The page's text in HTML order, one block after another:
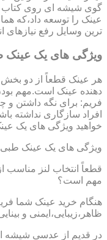
عینک را توسعه داد،که
ترین وسایل رفع نیازهای
ویژگی های یک
هر عینک قطعاً از دو
دهنده عینک است.مهم
فریم: برای نگه داشتن
افراد سازگاری نداشته
خواهید ویژگی های یک
ویژگی های یک عینک طبی
قطعاً انتخاب لنز مناسب
مهم است؟
هنگام خرید عینک شما
ظاهر،زیبایی،ایمنی و